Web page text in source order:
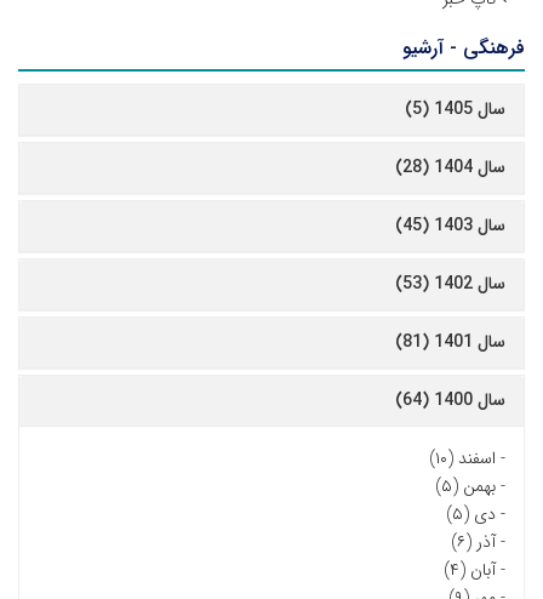
فرهنگی - آرشیو
سال 1405 (5)
سال 1404 (28)
سال 1403 (45)
سال 1402 (53)
سال 1401 (81)
سال 1400 (64)
- اسفند (۱۰)
-بهمن (۵)
- دی (۵)
-آذر (۶)
-آبان (۴)